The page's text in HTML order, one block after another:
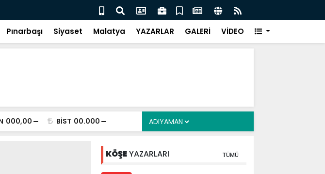
Milletvekili Alkayış, Cibuti’de diplomatik temaslarda bulundu
Pınarbaşı Siyaset Malatya YAZARLAR GALERİ VİDEO
000,00 BİST 00.000
KÖŞEYAZARLARI TÜMÜ